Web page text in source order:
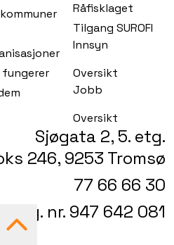
fungerer
Råfisklaget
Tilgang SUROFI
Innsyn
Oversikt
Jobb
Oversikt
Sjøgata 2, 5. etg.
246, 9253 Tromsø
77 66 66 30
Org. nr. 947 642 081